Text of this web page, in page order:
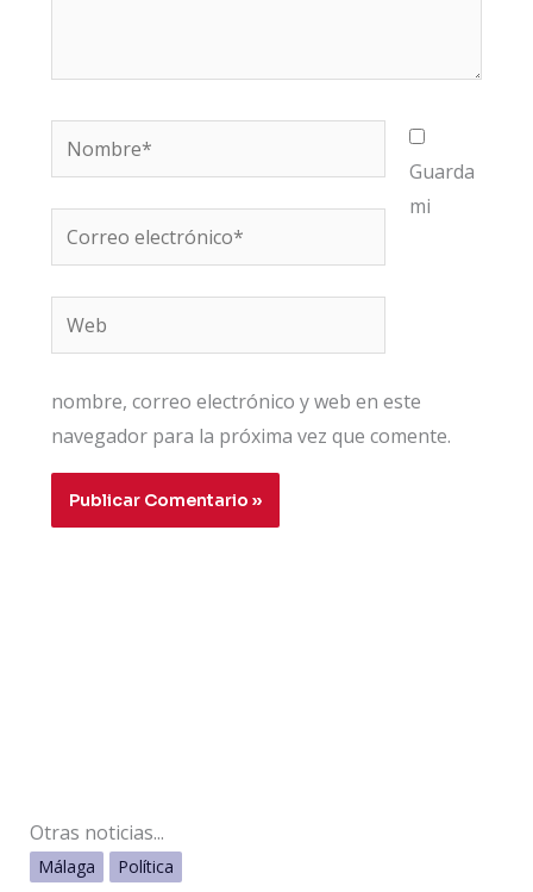
Nombre*
Correo
electrónico*
Web
Guarda
mi
nombre, correo electrónico y web en este
navegador para la próxima vez que comente.
Otras noticias...
Málaga Política